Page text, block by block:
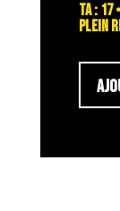
TA : 17
plein